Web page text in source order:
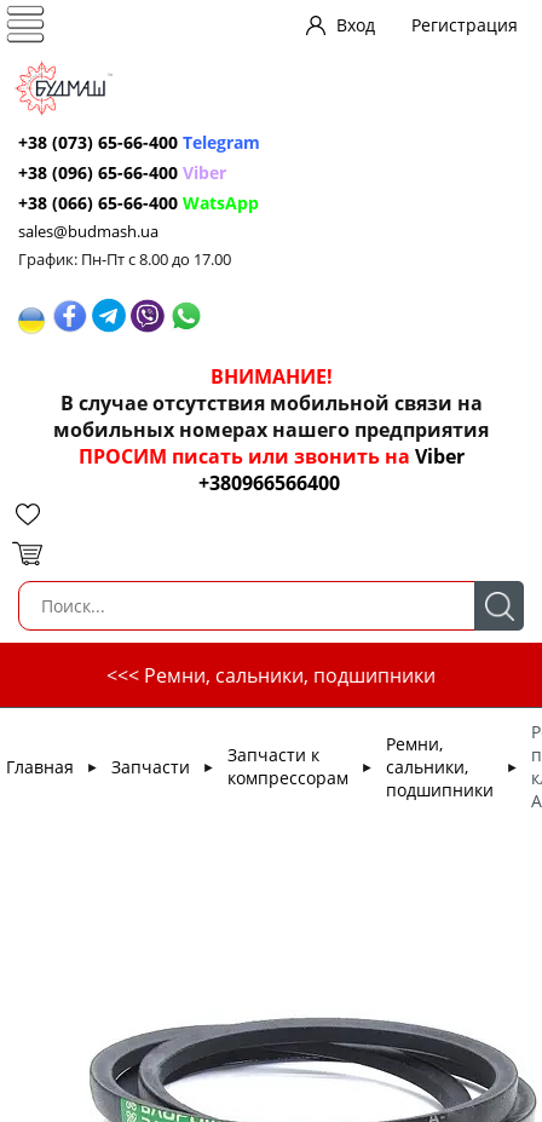
Вход Регистрация
+38 (073) 65-66-400 Telegram
+38 (096) 65-66-400 Viber
+38 (066) 65-66-400 WatsApp
sales@budmash.ua
График: Пн-Пт с 8.00 до 17.00
ВНИМАНИЕ!
В случае отсутствия мобильной связи на
мобильных номерах нашего предприятия
ПРОСИМ писать или звонить на Viber
+380966566400
<<< Ремни, сальники, подшипники
Главная ► Запчасти ►
Запчасти к
компрессорам
►
Ремни,
сальники,
подшипники
►